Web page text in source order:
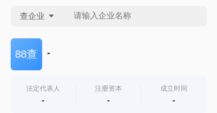
查企业
查企业
查产地
88查 -
法定代表人
-
注册资本
-
成立时间
-